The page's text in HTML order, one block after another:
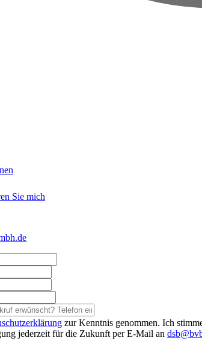
Sie mich
zur Kenntnis genommen. Ich
jederzeit für die Zukunft per E-Mail an